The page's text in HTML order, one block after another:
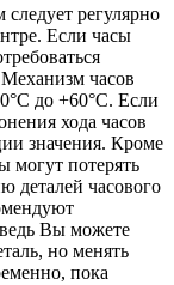
регулярно
Если часы
часов
до +60°C. Если
хода часов
значения. Кроме
могут потерять
деталей часового
ведь Вы можете
но менять
пока